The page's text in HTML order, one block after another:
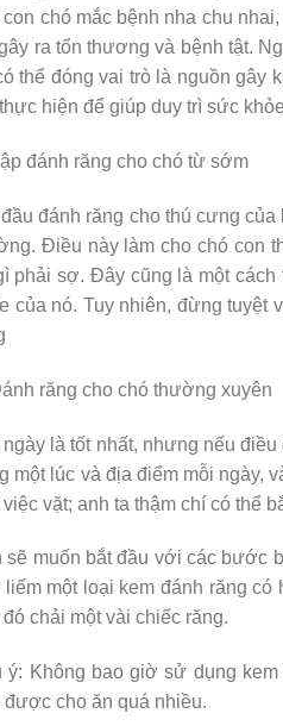
con chó mắc bệnh nha chu
ra tổn thương và bệnh tật.
thể đóng vai trò là nguồn gây
hiện để giúp duy trì sức
đánh răng cho chó từ sớm
đầu đánh răng cho thú cưng
Điều này làm cho chó con
phải sợ. Đây cũng là một
của nó. Tuy nhiên, đừng tuyệt
răng cho chó thường xuyên
ngày là tốt nhất, nhưng nếu
một lúc và địa điểm mỗi ngày,
việc vặt; anh ta thậm chí có thể
sẽ muốn bắt đầu với các bước
liếm một loại kem đánh răng
chải một vài chiếc răng.
ý: Không bao giờ sử dụng
được cho ăn quá nhiều.